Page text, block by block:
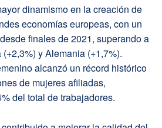
dinamismo en la creación de
economías europeas, con un
finales de 2021, superando a
y Alemania (+1,7%).
alcanzó un récord histórico
de mujeres afiliadas,
del total de trabajadores.